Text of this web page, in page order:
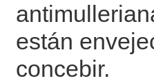
están
concebir.